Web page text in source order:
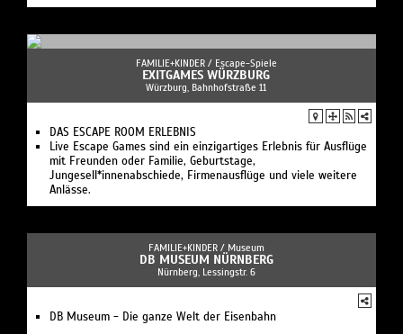
FAMILIE+KINDER / Escape-Spiele
EXITGAMES WÜRZBURG
Würzburg, Bahnhofstraße 11
DAS ESCAPE ROOM ERLEBNIS
Live Escape Games sind ein einzigartiges Erlebnis für Ausflüge
mit Freunden oder Familie, Geburtstage,
Jungesell*innenabschiede, Firmenausflüge und viele weitere
Anlässe.
FAMILIE+KINDER / Museum
DB MUSEUM NÜRNBERG
Nürnberg, Lessingstr. 6
DB Museum - Die ganze Welt der Eisenbahn